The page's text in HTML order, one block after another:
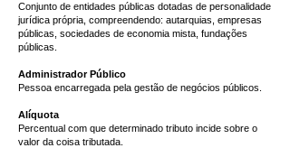
Conjunto de entidades públicas dotadas de personalidade
jurídica própria, compreendendo: autarquias, empresas
públicas, sociedades de economia mista, fundações
públicas.
Administrador Público
Pessoa encarregada pela gestão de negócios públicos.
Alíquota
Percentual com que determinado tributo incide sobre o
valor da coisa tributada.